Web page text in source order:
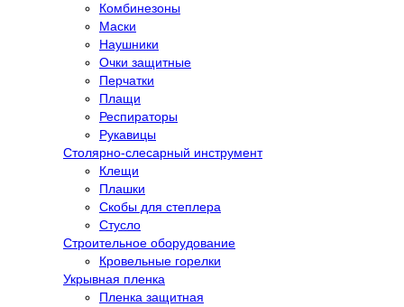
Комбинезоны
Маски
Наушники
Очки защитные
Перчатки
Плащи
Респираторы
Рукавицы
Столярно-слесарный инструмент
Клещи
Плашки
Скобы для степлера
Стусло
Строительное оборудование
Кровельные горелки
Укрывная пленка
Пленка защитная